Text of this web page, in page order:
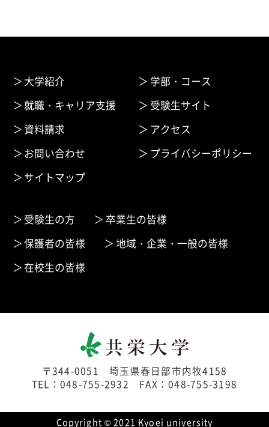
大学紹介
学部・コース
就職・キャリア支援
受験生サイト
資料請求
アクセス
お問い合わせ
プライバシーポリシー
サイトマップ
受験生の方
卒業生の皆様
保護者の皆様
地域・企業・一般の皆様
在校生の皆様
〒344-0051 埼玉県春日部市内牧4158
TEL：048-755-2932 FAX：048-755-3198
Copyright © 2021 Kyoei university